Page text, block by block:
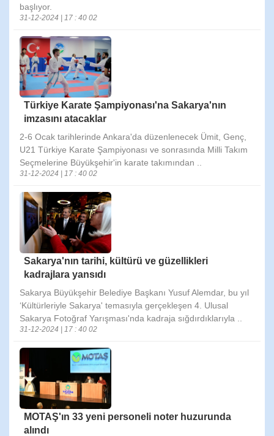
başlıyor.
31-12-2024 | 17 : 40 02
Türkiye Karate Şampiyonası'na Sakarya'nın
imzasını atacaklar
2-6 Ocak tarihlerinde Ankara'da düzenlenecek Ümit, Genç,
U21 Türkiye Karate Şampiyonası ve sonrasında Milli Takım
Seçmelerine Büyükşehir'in karate takımından ..
31-12-2024 | 17 : 40 02
Sakarya'nın tarihi, kültürü ve güzellikleri
kadrajlara yansıdı
Sakarya Büyükşehir Belediye Başkanı Yusuf Alemdar, bu yıl
‘Kültürleriyle Sakarya' temasıyla gerçekleşen 4. Ulusal
Sakarya Fotoğraf Yarışması'nda kadraja sığdırdıklarıyla ..
31-12-2024 | 17 : 40 02
MOTAŞ'ın 33 yeni personeli noter huzurunda
alındı